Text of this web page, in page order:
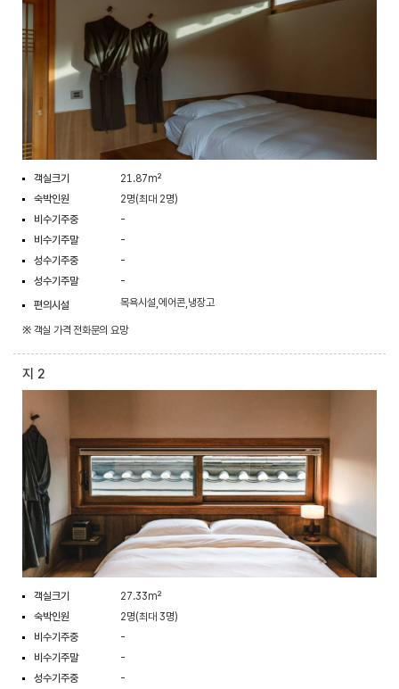
객실크기
21.87m²
숙박인원
2명(최대 2명)
비수기주중
-
비수기주말
-
성수기주중
-
성수기주말
-
편의시설
목욕시설,에어콘,냉장고
※ 객실 가격 전화문의 요망
지 2
객실크기
27.33m²
숙박인원
2명(최대 3명)
비수기주중
-
비수기주말
-
성수기주중
-